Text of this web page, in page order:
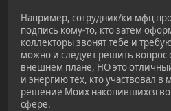
Например, сотрудник/ки мфц
подпись кому-то, кто затем
коллекторы звонят тебе и
можно и следует решить
внешнем плане, НО это
и энергию тех, кто участвовал
решение Моих накопившихся
сфере.